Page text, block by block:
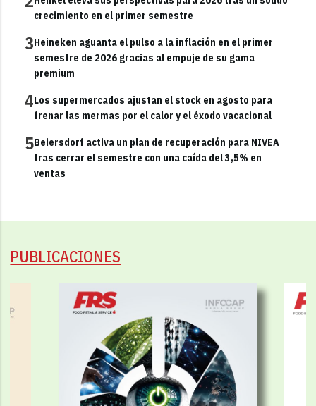
crecimiento en el primer semestre
3Heineken aguanta el pulso a la inflación en el primer
semestre de 2026 gracias al empuje de su gama
premium
4Los supermercados ajustan el stock en agosto para
frenar las mermas por el calor y el éxodo vacacional
5Beiersdorf activa un plan de recuperación para NIVEA
tras cerrar el semestre con una caída del 3,5% en
ventas
PUBLICACIONES